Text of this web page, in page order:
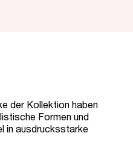
der Kollektion haben
Formen und
in ausdrucksstarke